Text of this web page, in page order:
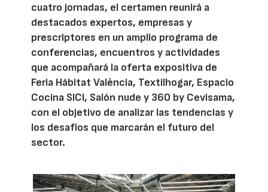
cuatro jornadas, el certamen reunirá a
destacados expertos, empresas y
prescriptores en un amplio programa de
conferencias, encuentros y actividades
que acompañará la oferta expositiva de
Feria Hábitat València, Textilhogar, Espacio
Cocina SICI, Salón nude y 360 by Cevisama,
con el objetivo de analizar las tendencias y
los desafíos que marcarán el futuro del
sector.